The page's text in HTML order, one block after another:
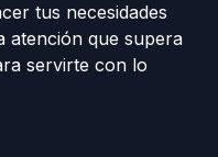
tus necesidades
atención que supera
servirte con lo